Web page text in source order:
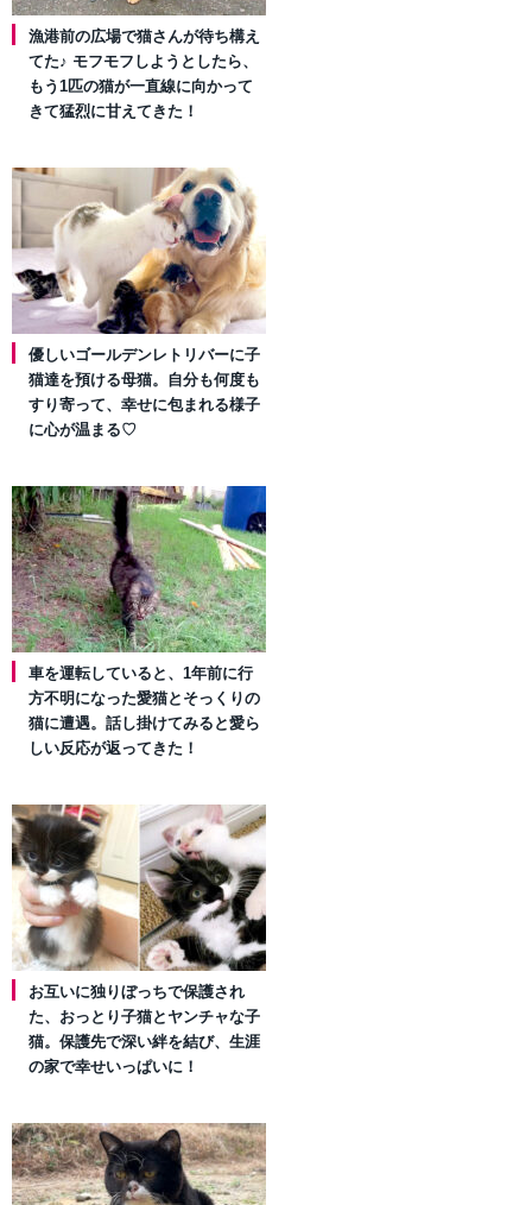
漁港前の広場で猫さんが待ち構え
てた♪ モフモフしようとしたら、
もう1匹の猫が一直線に向かって
きて猛烈に甘えてきた！
優しいゴールデンレトリバーに子
猫達を預ける母猫。自分も何度も
すり寄って、幸せに包まれる様子
に心が温まる♡
車を運転していると、1年前に行
方不明になった愛猫とそっくりの
猫に遭遇。話し掛けてみると愛ら
しい反応が返ってきた！
お互いに独りぼっちで保護され
た、おっとり子猫とヤンチャな子
猫。保護先で深い絆を結び、生涯
の家で幸せいっぱいに！